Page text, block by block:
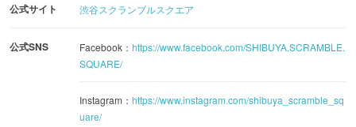
公式サイト 渋谷スクランブルスクエア
公式SNS Facebook： https://www.facebook.com/SHIBUYA.SCRAMBLE.
SQUARE/
Instagram： https://www.instagram.com/shibuya_scramble_sq
uare/